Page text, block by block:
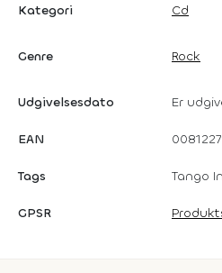
Kategori Cd
Genre Rock
Udgivelsesdato Er
EAN
Tags Tango
GPSR